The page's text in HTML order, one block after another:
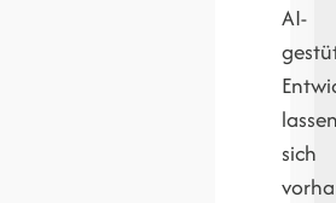
AI-
sich